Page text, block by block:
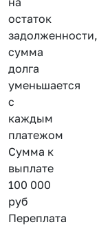
остаток
задолженности,
сумма
долга
уменьшается
с
каждым
платежом
Сумма к
выплате
100 000
руб
Переплата